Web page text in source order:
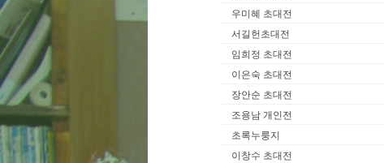
우미혜 초대전
서길헌초대전
임희정 초대전
이은숙 초대전
장안순 초대전
조용남 개인전
초록누룽지
이창수 초대전